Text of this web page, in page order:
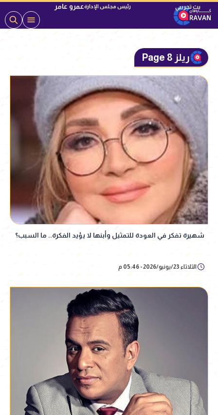
رئيس مجلس الإدارةعمرو عامر
ريلز Page 8
شهيرة تفكر في العودة للتمثيل وأبنها لا يؤيد الفكرة.. ما السبب؟
الثلاثاء 23/يونيو/2026 - 05:46 م